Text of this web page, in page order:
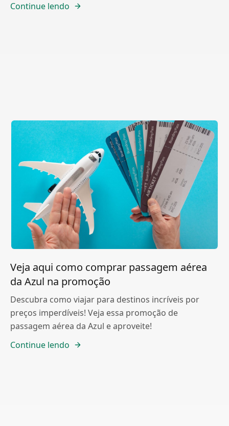
Continue lendo
Veja aqui como comprar passagem aérea
da Azul na promoção
Descubra como viajar para destinos incríveis por
preços imperdíveis! Veja essa promoção de
passagem aérea da Azul e aproveite!
Continue lendo